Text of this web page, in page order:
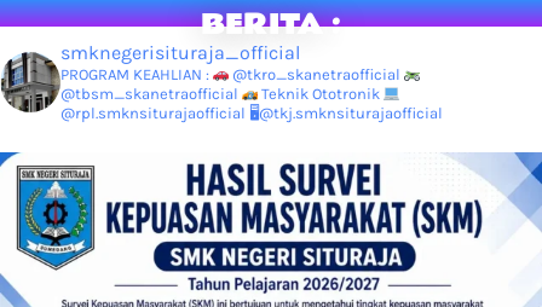
BERITA :
smknegerisituraja_official
PROGRAM KEAHLIAN :
@tkro_skanetraofficial
@tbsm_skanetraofficial
Teknik Ototronik
@rpl.smknsiturajaofficial 🖥@tkj.smknsiturajaofficial